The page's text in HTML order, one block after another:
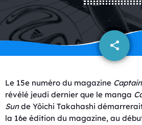
share
email
Le 15e numéro du magazine
révélé jeudi dernier que le manga
Sunde Yôichi Takahashi
la 16e édition du magazine, au